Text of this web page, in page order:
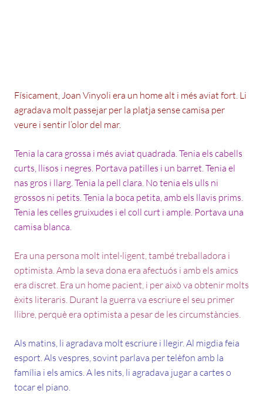
Físicament, Joan Vinyoli era un home alt i més aviat fort. Li
agradava molt passejar per la platja sense camisa per
veure i sentir l’olor del mar.
Tenia la cara grossa i més aviat quadrada. Tenia els cabells
curts, llisos i negres. Portava patilles i un barret. Tenia el
nas gros i llarg. Tenia la pell clara. No tenia els ulls ni
grossos ni petits. Tenia la boca petita, amb els llavis prims.
Tenia les celles gruixudes i el coll curt i ample. Portava una
camisa blanca.
Era una persona molt intel·ligent, també treballadora i
optimista. Amb la seva dona era afectuós i amb els amics
era discret. Era un home pacient, i per això va obtenir molts
èxits literaris. Durant la guerra va escriure el seu primer
llibre, perquè era optimista a pesar de les circumstàncies.
Als matins, li agradava molt escriure i llegir. Al migdia feia
esport. Als vespres, sovint parlava per telèfon amb la
família i els amics. A les nits, li agradava jugar a cartes o
tocar el piano.